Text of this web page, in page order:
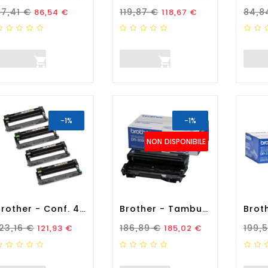
Standard
€ Prezzo
86,54 €

Prezzo Standard
119,87 € Prezzo
118,67 €

-1%
Brother - Conf. 4 Tamburi -...
Standard
€ Prezzo
121,93 €
NON DISPONIBILE
-1%
Brother - Tamburo - Nero -...
Prezzo Standard
186,89 € Prezzo
185,02 €